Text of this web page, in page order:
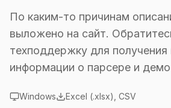
По каким-то причинам
выложено на сайт.
техподдержку для получения
информации о парсере и
Windows Excel (.xlsx), CSV